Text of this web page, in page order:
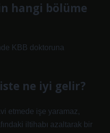
hangi bölüme
KBB doktoruna
ne iyi gelir?
etmede işe yaramaz,
iltihabı azaltarak bir